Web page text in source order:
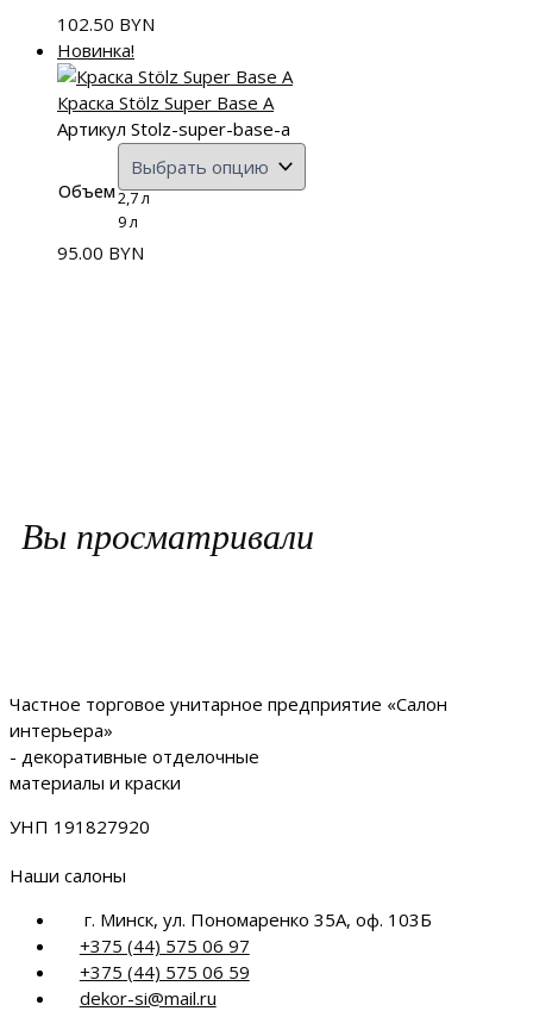
102.50 BYN
Новинка!
Краска Stölz Super Base A
Артикул Stolz-super-base-a
Объем2,7 л
9 л
95.00 BYN
Вы просматривали
Частное торговое унитарное предприятие «Салон
интерьера»
- декоративные отделочные
материалы и краски
УНП 191827920
Наши салоны
г. Минск, ул. Пономаренко 35А, оф. 103Б
+375 (44) 575 06 97
+375 (44) 575 06 59
dekor-si@mail.ru